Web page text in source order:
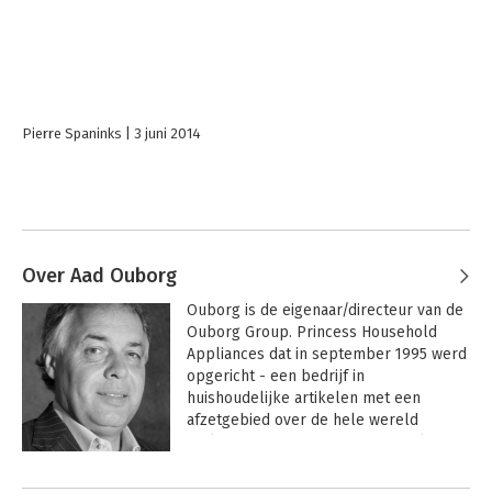
Pierre Spaninks 3 juni 2014
Over Aad Ouborg
Ouborg is de eigenaar/directeur van de
Ouborg Group. Princess Household
Appliances dat in september 1995 werd
opgericht - een bedrijf in
huishoudelijke artikelen met een
afzetgebied over de hele wereld
met zijn eerste baan als kelner en
Andere boeken door Aad Ouborg